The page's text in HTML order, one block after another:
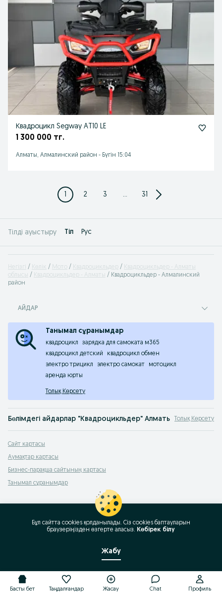
Квадроцикл Segway AT10 LE
1 300 000 тг.
Алматы, Алмалинский район - Бүгін 15:04
1 2 3 ... 31
Тілді ауыстыру Tіл Рус
Негізгі Көлік Мото Квадроцикльдер
Квадроцикльдер - Алматы
облысы
Квадроцикльдер - Алматы
Квадроцикльдер - Алмалинский
район
АЙДАР
Танымал сұранымдар
квадроцикл
зарядка для самоката м365
квадроцикл детский
квадроцикл обмен
электро трицикл
электро самокат
мотоцикл
аренда юрты
Толық Көрсету
Бөлімдегі айдарлар "Квадроцикльдер" Алматы
Квадроциклдер сатып алу Алматы: танымал OLX.kz Алматы
Толық Көрсету
Сайт картасы
Аумақтар картасы
Бизнес-парақша сайтының картасы
Танымал сұранымдар
Басты бет Таңдалғандар Жасау Chat Профиль
Бұл сайтта cookies қолданылады. Сіз cookies баптауларын
браузеріңізден өзгерте аласыз. Көбірек білу
Жабу